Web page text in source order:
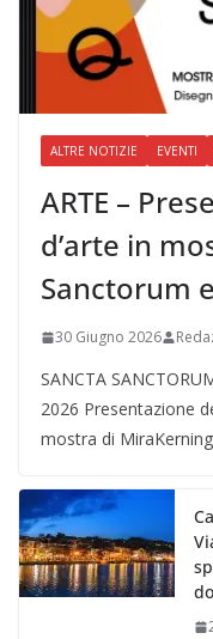
ALTRE NOTIZIE EVENTI
ARTE –
d’arte in
Sanctorum
30 Giugno 2026
SANCTA
2026 Presentazione
mostra di MiraKerning